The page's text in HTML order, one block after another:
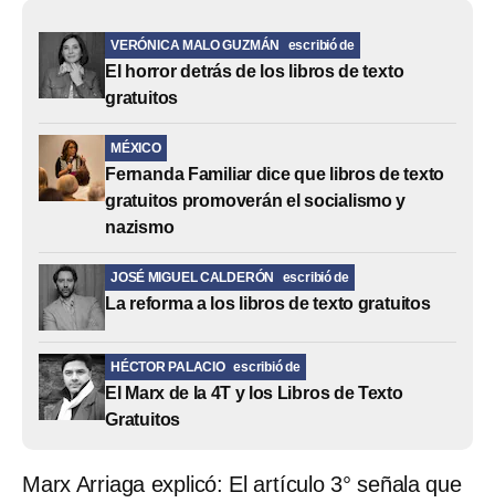
VERÓNICA MALO GUZMÁN escribió de
El horror detrás de los libros de texto
gratuitos
MÉXICO
Fernanda Familiar dice que libros de texto
gratuitos promoverán el socialismo y
nazismo
JOSÉ MIGUEL CALDERÓN escribió de
La reforma a los libros de texto gratuitos
HÉCTOR PALACIO escribió de
El Marx de la 4T y los Libros de Texto
Gratuitos
Marx Arriaga explicó: El artículo 3° señala que